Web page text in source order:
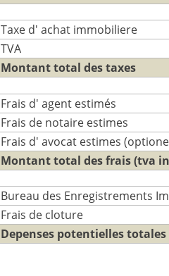
Taxe d' achat immobiliere
TVA
Montant total des taxes
Frais d' agent estimés
Frais de notaire estimes
Frais d' avocat estimes
Montant total des frais (tva
Bureau des Enregistrements
Frais de cloture
Depenses potentielles totales